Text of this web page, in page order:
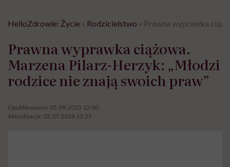
HelloZdrowie: Życie › Rodzicielstwo › Prawna wyprawka
Prawna wyprawka ciążowa.
Marzena Pilarz-Herzyk: „Młodzi
rodzice nie znają swoich praw”
Opublikowano: 05.09.2025 12:00
Aktualizacja: 02.07.2026 13:25